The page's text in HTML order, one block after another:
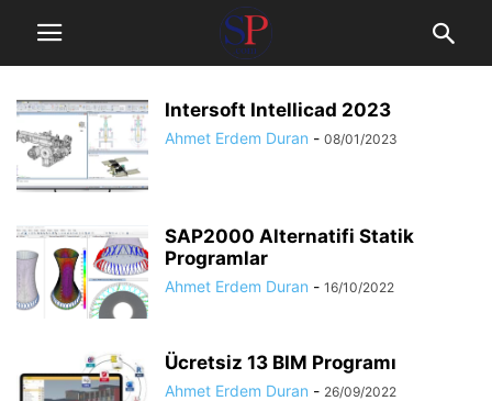
Intersoft Intellicad 2023
Ahmet Erdem Duran - 08/01/2023
SAP2000 Alternatifi Statik
Programlar
Ahmet Erdem Duran - 16/10/2022
Ücretsiz 13 BIM Programı
Ahmet Erdem Duran - 26/09/2022